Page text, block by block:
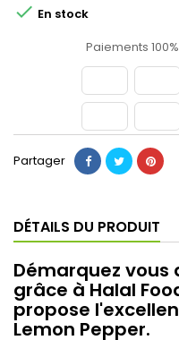
 En stock
Paiements
Partager
DÉTAILS DU PRODUIT
Démarquez vous
grâce à Halal
propose
Lemon Pepper.